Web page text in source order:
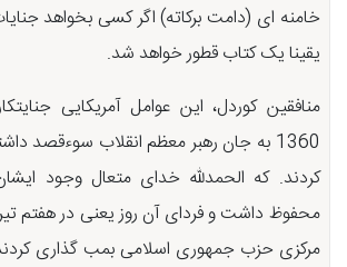
خامنه ای (دامت برکاته) اگر کسی بخواهد جنایات
یقینا یک کتاب قطور خواهد شد.
منافقین کوردل، این عوامل آمریکایی
1360 به جان رهبر معظم انقلاب سوءقصد
کردند. که الحمدلله خدای متعال وجود ایشان
مرکزی حزب جمهوری اسلامی بمب گذاری کردند